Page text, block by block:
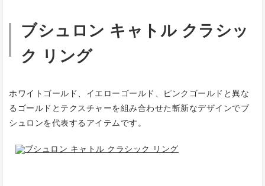
ブシュロン キャトル クラシッ
ク リング
ホワイトゴールド、イエローゴールド、ピンクゴールドと異な
るゴールドとテクスチャーを組み合わせた斬新なデザインでブ
シュロンを代表するアイテムです。